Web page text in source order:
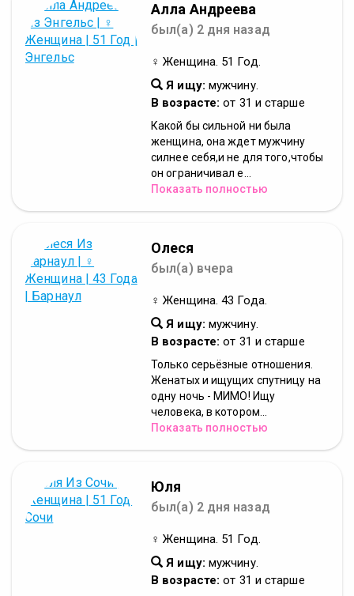
Алла Андреева
был(а) 2 дня назад
♀ Женщина. 51 Год.
Я ищу: мужчину.
В возрасте: от 31 и старше
Какой бы сильной ни была
женщина, она ждет мужчину
силнее себя,и не для того,чтобы
он ограничивал е...
Показать полностью
Олеся
был(а) вчера
♀ Женщина. 43 Года.
Я ищу: мужчину.
В возрасте: от 31 и старше
Только серьёзные отношения.
Женатых и ищущих спутницу на
одну ночь - МИМО! Ищу
человека, в котором...
Показать полностью
Юля
был(а) 2 дня назад
♀ Женщина. 51 Год.
Я ищу: мужчину.
В возрасте: от 31 и старше